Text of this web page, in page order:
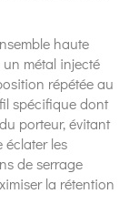
haute
métal injecté
répétée au
spécifique dont
porteur, évitant
éclater les
de serrage
la rétention